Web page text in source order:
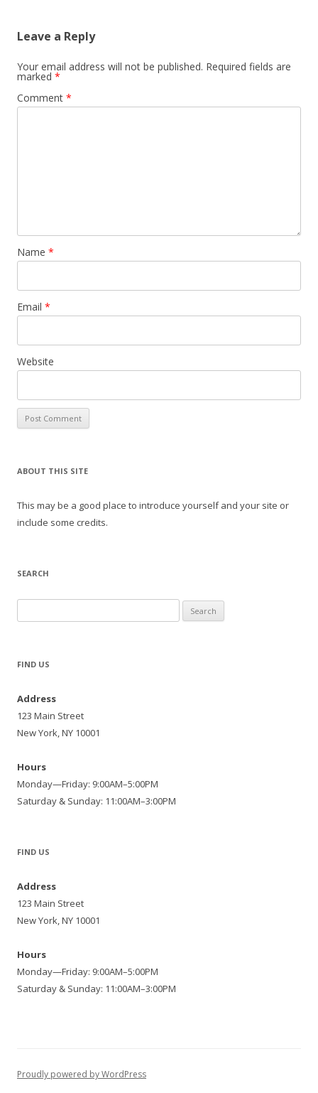
Leave a Reply
Your email address will not be published. Required fields are
marked *
Comment *
Name *
Email *
Website
ABOUT THIS SITE
This may be a good place to introduce yourself and your site or
include some credits.
SEARCH
for:
FIND US
Address
123 Main Street
New York, NY 10001
Hours
Monday—Friday: 9:00AM–5:00PM
Saturday & Sunday: 11:00AM–3:00PM
FIND US
Address
123 Main Street
New York, NY 10001
Hours
Monday—Friday: 9:00AM–5:00PM
Saturday & Sunday: 11:00AM–3:00PM
Proudly powered by WordPress